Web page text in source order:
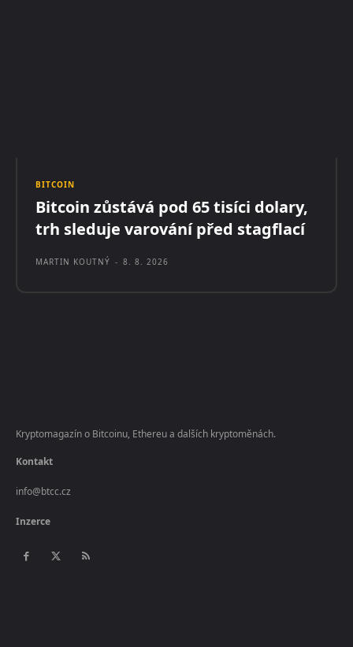
BITCOIN
Bitcoin zůstává pod 65 tisíci dolary,
trh sleduje varování před stagflací
MARTIN KOUTNÝ - 8. 8. 2026
Kryptomagazín o Bitcoinu, Ethereu a dalších kryptoměnách.
Kontakt
info@btcc.cz
Inzerce